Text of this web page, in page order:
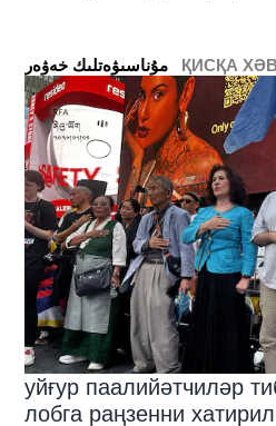
ҚИСҚА
уйғур паалийәтчиләр
лобга раңзенни